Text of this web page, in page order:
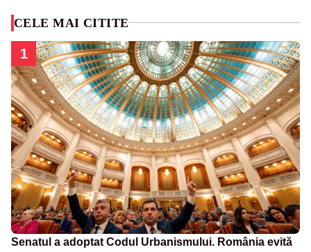
CELE MAI CITITE
1
Senatul a adoptat Codul Urbanismului. România evită